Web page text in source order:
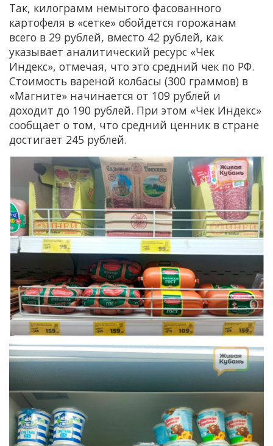
Так, килограмм немытого фасованного
картофеля в «сетке» обойдется горожанам
всего в 29 рублей, вместо 42 рублей, как
указывает аналитический ресурс «Чек
Индекс», отмечая, что это средний чек по РФ.
Стоимость вареной колбасы (300 граммов) в
«Магните» начинается от 109 рублей и
доходит до 190 рублей. При этом «Чек Индекс»
сообщает о том, что средний ценник в стране
достигает 245 рублей.